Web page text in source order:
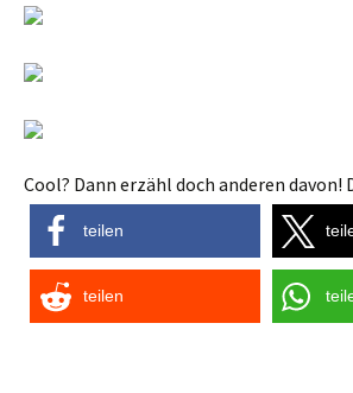
Cool? Dann erzähl doch anderen davon!
teilen
teilen